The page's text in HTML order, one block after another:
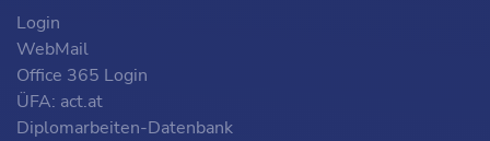
Login
WebMail
Office 365 Login
ÜFA: act.at
Diplomarbeiten-Datenbank